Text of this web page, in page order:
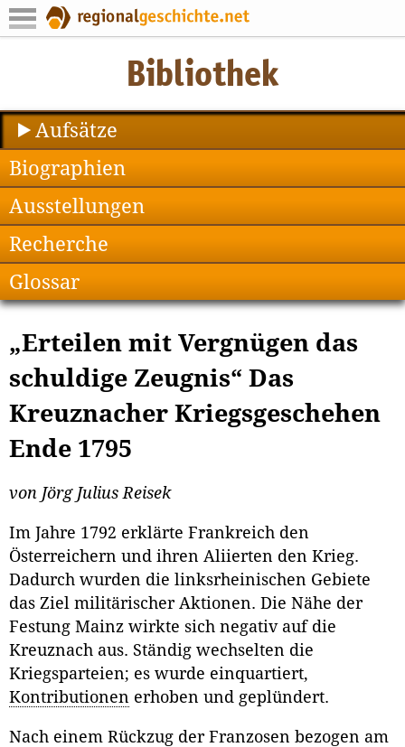
Aufsätze
Biographien
Ausstellungen
Recherche
Glossar
„Erteilen mit Vergnügen das
schuldige Zeugnis“ Das
Kreuznacher Kriegsgeschehen
Ende 1795
von Jörg Julius Reisek
Im Jahre 1792 erklärte Frankreich den
Österreichern und ihren Aliierten den Krieg.
Dadurch wurden die linksrheinischen Gebiete
das Ziel militärischer Aktionen. Die Nähe der
Festung Mainz wirkte sich negativ auf die
Kreuznach aus. Ständig wechselten die
Kriegsparteien; es wurde einquartiert,
Kontributionen erhoben und geplündert.
Nach einem Rückzug der Franzosen bezogen am